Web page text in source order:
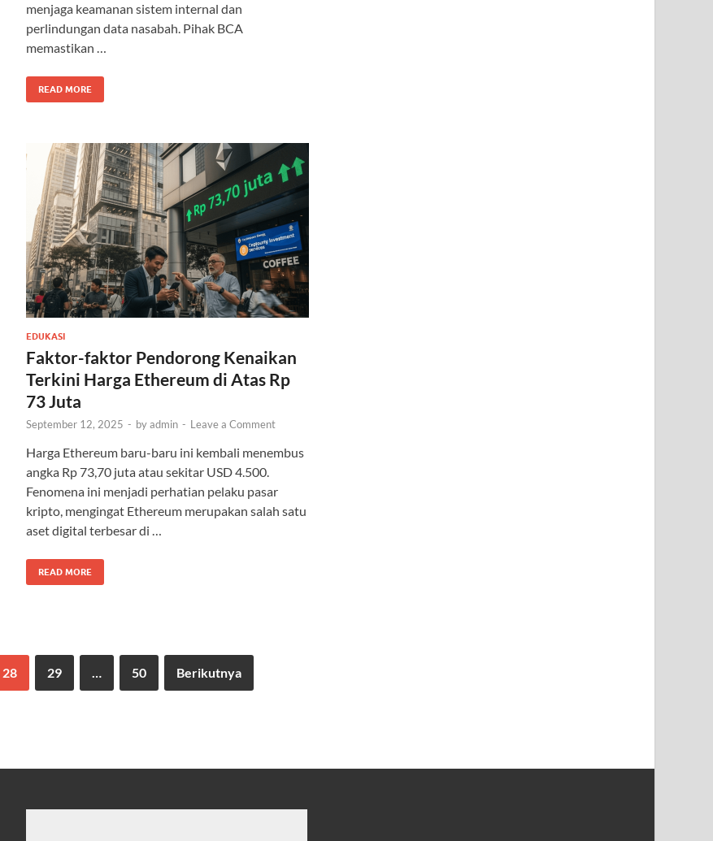
menjaga keamanan sistem internal dan
perlindungan data nasabah. Pihak BCA
memastikan …
READ MORE
EDUKASI
Faktor-faktor Pendorong Kenaikan
Terkini Harga Ethereum di Atas Rp
73 Juta
September 12, 2025 - byadmin - Leave a Comment
Harga Ethereum baru-baru ini kembali menembus
angka Rp 73,70 juta atau sekitar USD 4.500.
Fenomena ini menjadi perhatian pelaku pasar
kripto, mengingat Ethereum merupakan salah satu
aset digital terbesar di …
READ MORE
28 29 … 50 Berikutnya